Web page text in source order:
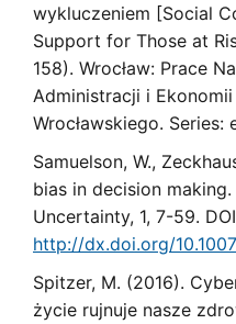
wykluczeniem [Social
Support for Those at
158). Wrocław: Prace
Administracji i
Wrocławskiego. Series:
Samuelson, W.,
bias in decision
Uncertainty, 1, 7-59.
http://dx.doi.org/
Spitzer, M. (2016).
życie rujnuje nasze